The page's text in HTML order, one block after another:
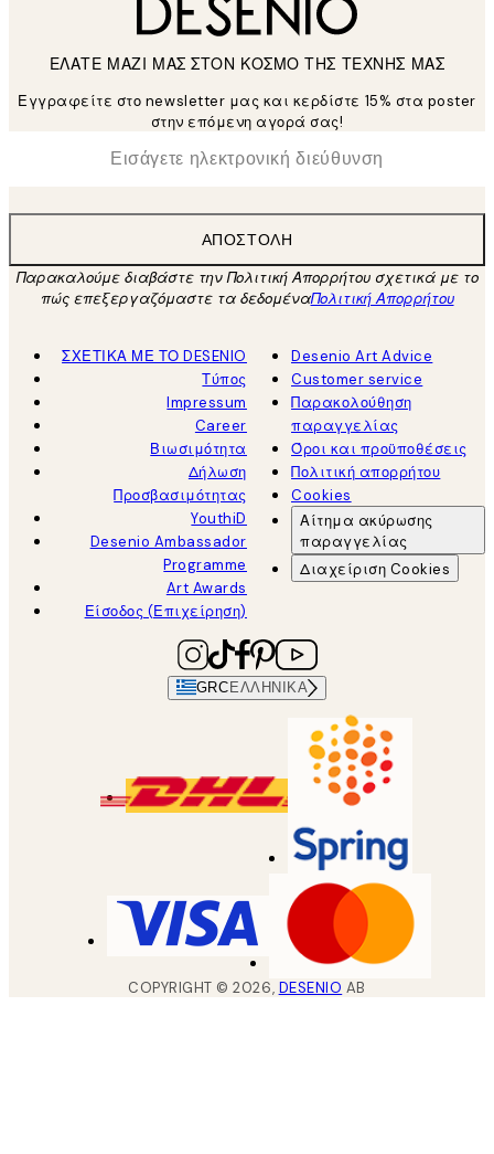
ΕΛΑΤΕ ΜΑΖΙ ΜΑΣ ΣΤΟΝ ΚΟΣΜΟ ΤΗΣ ΤΕΧΝΗΣ ΜΑΣ
Εγγραφείτε στο newsletter μας και κερδίστε 15% στα poster
στην επόμενη αγορά σας!
Ηλεκτρονική Διεύθυνση
ΑΠΟΣΤΟΛΉ
Παρακαλούμε διαβάστε την Πολιτική Απορρήτου σχετικά με το
πώς επεξεργαζόμαστε τα δεδομέναΠολιτική Απορρήτου
ΣΧΕΤΙΚΑ ΜΕ ΤΟ DESENIO
Τύπος
Impressum
Career
Βιωσιμότητα
Δήλωση
Προσβασιμότητας
YouthiD
Desenio Ambassador
Programme
Art Awards
Είσοδος (Επιχείρηση)
Desenio Art Advice
Customer service
Παρακολούθηση
παραγγελίας
Όροι και προϋποθέσεις
Πολιτική απορρήτου
Cookies
Αίτημα ακύρωσης
παραγγελίας
Διαχείριση Cookies
GRC ΕΛΛΗΝΙΚΆ
COPYRIGHT ©2026, DESENIO AB